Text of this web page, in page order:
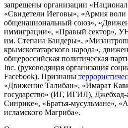
запрещены организации
«Свидетели Иеговы», «Армия воли
общенациональный союз»,
иммиграции», «Правый сектор»,
им. Степана Бандеры»,
крымскотатарского народа»,
общероссийская политическая
Inc. (руководящая организация
Facebook). Признаны
«Движение Талибан», «Имарат
государство» (ИГ, ИГИЛ),
Синрике», «Братья-мусульмане»,
исламского Магриба».